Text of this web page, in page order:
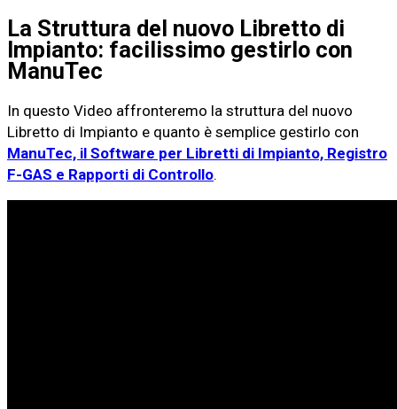
La Struttura del nuovo Libretto di
Impianto: facilissimo gestirlo con
ManuTec
In questo Video affronteremo la struttura del nuovo
Libretto di Impianto e quanto è semplice gestirlo con
ManuTec, il Software per Libretti di Impianto, Registro
F-GAS e Rapporti di Controllo.